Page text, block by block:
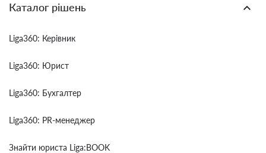
Каталог рішень
Liga360: Керівник
Liga360: Юрист
Liga360: Бухгалтер
Liga360: PR-менеджер
Знайти юриста Liga:BOOK